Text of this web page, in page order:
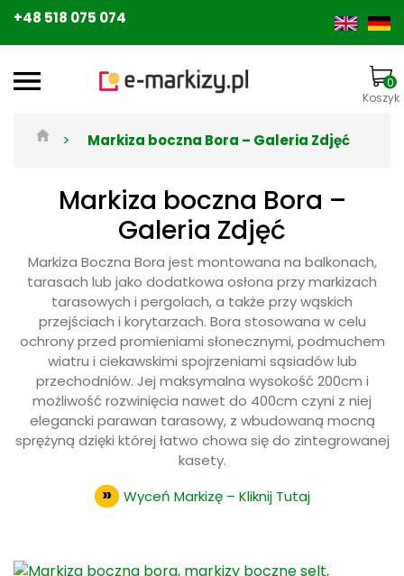
+48 518 075 074
0
Koszyk
> Markiza boczna Bora – Galeria Zdjęć
Markiza boczna Bora –
Galeria Zdjęć
Markiza Boczna Bora jest montowana na balkonach,
tarasach lub jako dodatkowa osłona przy markizach
tarasowych i pergolach, a także przy wąskich
przejściach i korytarzach. Bora stosowana w celu
ochrony przed promieniami słonecznymi, podmuchem
wiatru i ciekawskimi spojrzeniami sąsiadów lub
przechodniów. Jej maksymalna wysokość 200cm i
możliwość rozwinięcia nawet do 400cm czyni z niej
elegancki parawan tarasowy, z wbudowaną mocną
sprężyną dzięki której łatwo chowa się do zintegrowanej
kasety.
Wyceń Markizę – Kliknij Tutaj